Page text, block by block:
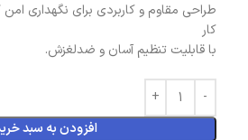
طراحی مقاوم و کاربردی برای نگهداری
کار
با قابلیت تنظیم آسان و ضدلغزش.
افزودن به سبد